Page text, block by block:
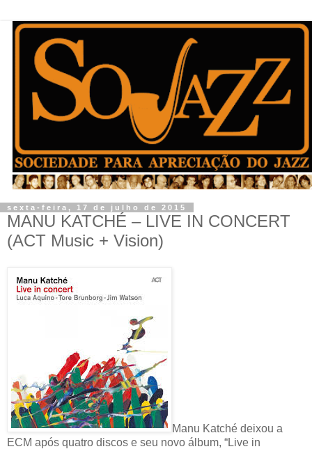
sexta-feira, 17 de julho de 2015
MANU KATCHÉ – LIVE IN CONCERT
(ACT Music + Vision)
Manu Katché deixou a
ECM após quatro discos e seu novo álbum, “Live in